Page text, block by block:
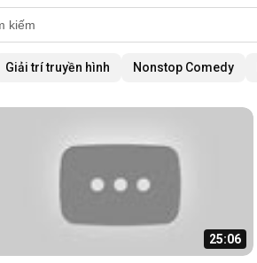
Giải trí truyền hình Nonstop Comedy
25:06